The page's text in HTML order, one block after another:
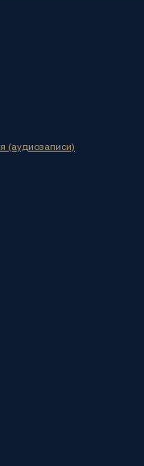
(аудиозаписи)